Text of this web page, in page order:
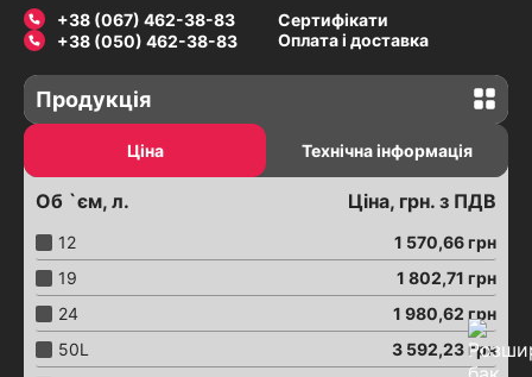
+38 (067) 462-38-83
+38 (050) 462-38-83
Сертифікати
Оплата і доставка
Продукція
Засувки з електроприводом
Засувки шиберні з електроприводом
Засувки з пневмоприводом
З'єднання трубопроводів
Хомути ремонтні
Вантузи аераційні
Затвори "Баттерфляй"
Ціна Технічна інформація
Об `єм, л. Ціна, грн. з ПДВ
12 1 570,66грн
19
1 802,71 грн
24
1 980,62 грн
50L
3 592,23грн